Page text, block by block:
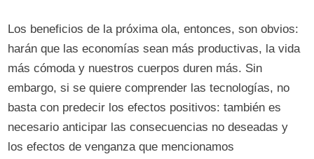
Los beneficios de la próxima ola, entonces, son obvios:
harán que las economías sean más productivas, la vida
más cómoda y nuestros cuerpos duren más. Sin
embargo, si se quiere comprender las tecnologías, no
basta con predecir los efectos positivos: también es
necesario anticipar las consecuencias no deseadas y
los efectos de venganza que mencionamos